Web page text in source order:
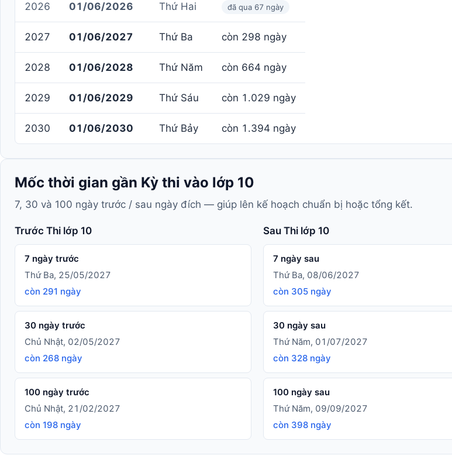
2026 01/06/2026 Thứ Hai đã qua 67 ngày
2027 01/06/2027 Thứ Ba còn 298 ngày
2028 01/06/2028 Thứ Năm còn 664 ngày
2029 01/06/2029 Thứ Sáu còn 1.029 ngày
2030 01/06/2030 Thứ Bảy còn 1.394 ngày
Mốc thời gian gần Kỳ thi vào lớp 10
7, 30 và 100 ngày trước / sau ngày đích — giúp lên kế hoạch chuẩn bị hoặc tổng kết.
Trước Thi lớp 10
7 ngày trước
Thứ Ba, 25/05/2027
còn 291 ngày
30 ngày trước
Chủ Nhật, 02/05/2027
còn 268 ngày
100 ngày trước
Chủ Nhật, 21/02/2027
còn 198 ngày
Sau Thi lớp 10
7 ngày sau
Thứ Ba, 08/06/2027
còn 305 ngày
30 ngày sau
Thứ Năm, 01/07/2027
còn 328 ngày
100 ngày sau
Thứ Năm, 09/09/2027
còn 398 ngày